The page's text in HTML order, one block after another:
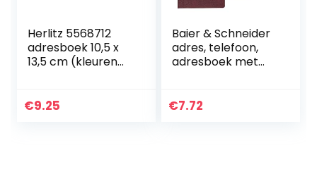
Herlitz 5568712
adresboek 10,5 x
13,5 cm (kleuren
€9.25
Baier & Schneider
adres, telefoon,
adresboek met
adresboek, 1 stuk,
€7.72